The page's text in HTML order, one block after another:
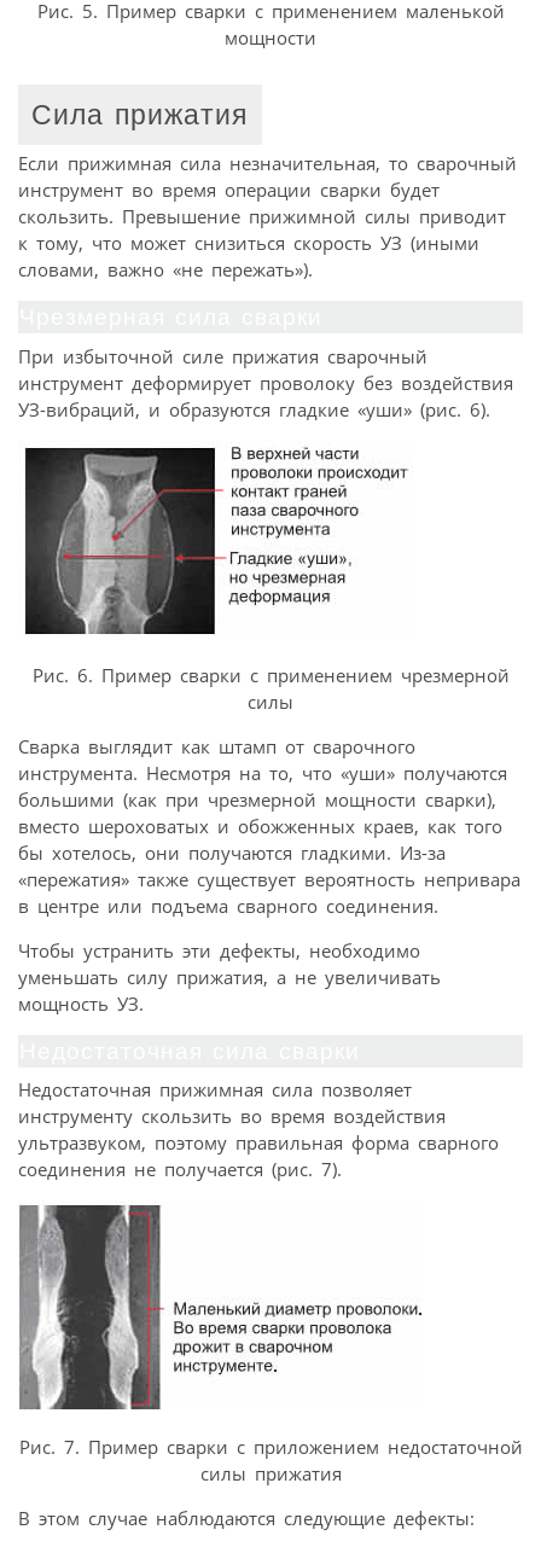
Рис. 5. Пример сварки с применением маленькой
мощности
Сила прижатия
Если прижимная сила незначительная, то сварочный
инструмент во время операции сварки будет
скользить. Превышение прижимной силы приводит
к тому, что может снизиться скорость УЗ (иными
словами, важно «не пережать»).
При избыточной силе прижатия сварочный
инструмент деформирует проволоку без воздействия
УЗ-вибраций, и образуются гладкие «уши» (рис. 6).
Рис. 6. Пример сварки с применением чрезмерной
силы
Сварка выглядит как штамп от сварочного
инструмента. Несмотря на то, что «уши» получаются
большими (как при чрезмерной мощности сварки),
вместо шероховатых и обожженных краев, как того
бы хотелось, они получаются гладкими. Из-за
«пережатия» также существует вероятность непривара
в центре или подъема сварного соединения.
Чтобы устранить эти дефекты, необходимо
уменьшать силу прижатия, а не увеличивать
мощность УЗ.
Недостаточная прижимная сила позволяет
инструменту скользить во время воздействия
ультразвуком, поэтому правильная форма сварного
соединения не получается (рис. 7).
Рис. 7. Пример сварки с приложением недостаточной
силы прижатия
В этом случае наблюдаются следующие дефекты: